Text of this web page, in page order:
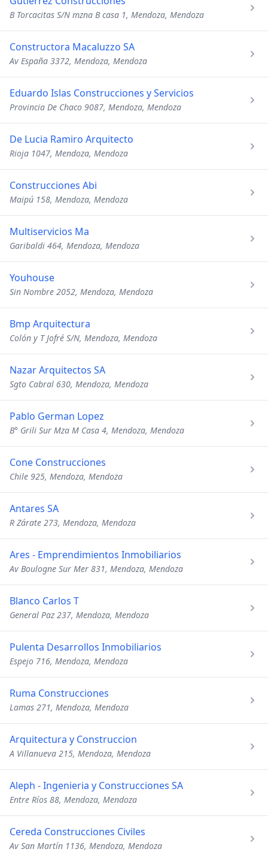
B Torcacitas S/N mzna B casa 1, Mendoza, Mendoza
Constructora Macaluzzo SA
Av España 3372, Mendoza, Mendoza
Eduardo Islas Construcciones y Servicios
Provincia De Chaco 9087, Mendoza, Mendoza
De Lucia Ramiro Arquitecto
Rioja 1047, Mendoza, Mendoza
Construcciones Abi
Maipú 158, Mendoza, Mendoza
Multiservicios Ma
Garibaldi 464, Mendoza, Mendoza
Youhouse
Sin Nombre 2052, Mendoza, Mendoza
Bmp Arquitectura
Colón y T Jofré S/N, Mendoza, Mendoza
Nazar Arquitectos SA
Sgto Cabral 630, Mendoza, Mendoza
Pablo German Lopez
B° Grili Sur Mza M Casa 4, Mendoza, Mendoza
Cone Construcciones
Chile 925, Mendoza, Mendoza
Antares SA
R Zárate 273, Mendoza, Mendoza
Ares - Emprendimientos Inmobiliarios
Av Boulogne Sur Mer 831, Mendoza, Mendoza
Blanco Carlos T
General Paz 237, Mendoza, Mendoza
Pulenta Desarrollos Inmobiliarios
Espejo 716, Mendoza, Mendoza
Ruma Construcciones
Lamas 271, Mendoza, Mendoza
Arquitectura y Construccion
A Villanueva 215, Mendoza, Mendoza
Aleph - Ingenieria y Construcciones SA
Entre Ríos 88, Mendoza, Mendoza
Cereda Construcciones Civiles
Av San Martín 1136, Mendoza, Mendoza